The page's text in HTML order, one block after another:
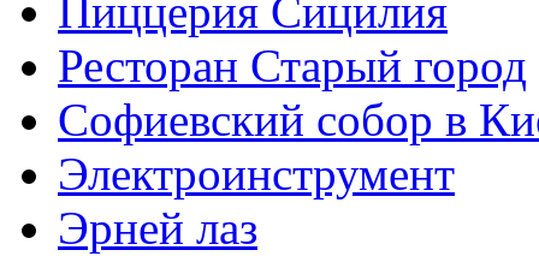
Пиццерия Сицилия
Ресторан Старый город
Софиевский собор в
Электроинструмент
Эрней лаз